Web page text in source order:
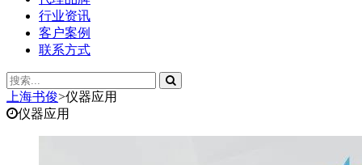
行业资讯
客户案例
联系方式
上海书俊>仪器应用
仪器应用